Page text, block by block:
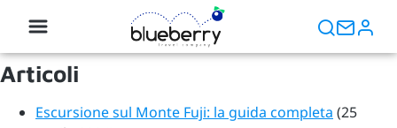
Articoli
Escursione sul Monte Fuji: la guida completa (25